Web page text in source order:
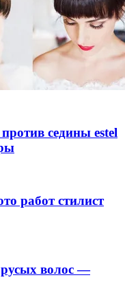
седины estel
работ стилист
волос —